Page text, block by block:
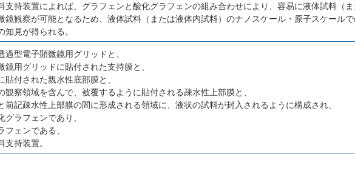
支持装置によれば、グラフェンと酸化グラフェンの組み合わせにより、容易に液体試料（ま
鏡観察が可能となるため、液体試料（または液体内試料）のナノスケール・原子スケール
見が得られる。
過型電子顕微鏡用グリッドと、
鏡用グリッドに貼付された支持膜と、
貼付された親水性底部膜と、
観察領域を含んで、被覆するように貼付される疎水性上部膜と、
前記疎水性上部膜の間に形成される領域に、液状の試料が封入されるように構成され、
ラフェンであり、
ェンである、
持装置。